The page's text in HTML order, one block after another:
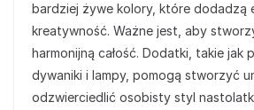
bardziej żywe kolory, które dodadzą
kreatywność. Ważne jest, aby
harmonijną całość. Dodatki, takie jak
dywaniki i lampy, pomogą stworzyć
odzwierciedlić osobisty styl